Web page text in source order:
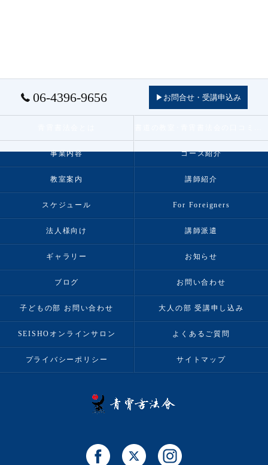
06-4396-9656 ▶お問合せ・受講申込み
事業内容 コース紹介
教室案内 講師紹介
スケジュール For Foreigners
法人様向け 講師派遣
ギャラリー お知らせ
ブログ お問い合わせ
子どもの部 お問い合わせ 大人の部 受講申し込み
SEISHOオンラインサロン よくあるご質問
プライバシーポリシー サイトマップ